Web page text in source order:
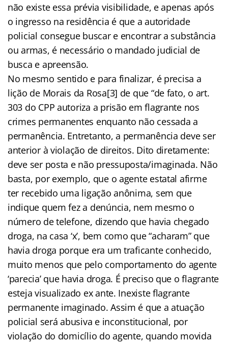
não existe essa prévia visibilidade, e apenas após
o ingresso na residência é que a autoridade
policial consegue buscar e encontrar a substância
ou armas, é necessário o mandado judicial de
busca e apreensão.
No mesmo sentido e para finalizar, é precisa a
lição de Morais da Rosa[3] de que “de fato, o art.
303 do CPP autoriza a prisão em flagrante nos
crimes permanentes enquanto não cessada a
permanência. Entretanto, a permanência deve ser
anterior à violação de direitos. Dito diretamente:
deve ser posta e não pressuposta/imaginada. Não
basta, por exemplo, que o agente estatal afirme
ter recebido uma ligação anônima, sem que
indique quem fez a denúncia, nem mesmo o
número de telefone, dizendo que havia chegado
droga, na casa ‘x’, bem como que “acharam” que
havia droga porque era um traficante conhecido,
muito menos que pelo comportamento do agente
‘parecia’ que havia droga. É preciso que o flagrante
esteja visualizado ex ante. Inexiste flagrante
permanente imaginado. Assim é que a atuação
policial será abusiva e inconstitucional, por
violação do domicílio do agente, quando movida